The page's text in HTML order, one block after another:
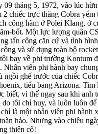
09 tháng 5, 1972, vào lúc
2 chiếc trực thăng Cobra yểm
công hãm ở Polei Klang, ở
bốt. Một lực lượng quân
tấn công căn cứ và tình
và sử dụng toàn bộ
bay về phi trường Kontum
Nhân viên phi hành bay
ngồi ghế trước của chiếc
tiểu bang Arizona. Tim
biết, vì thế ngay sau khi anh
tôi chỉ huy, và luôn luôn
là một nhân viên phi hành
hảo. Nhưng vào chiều
thiên cổ!